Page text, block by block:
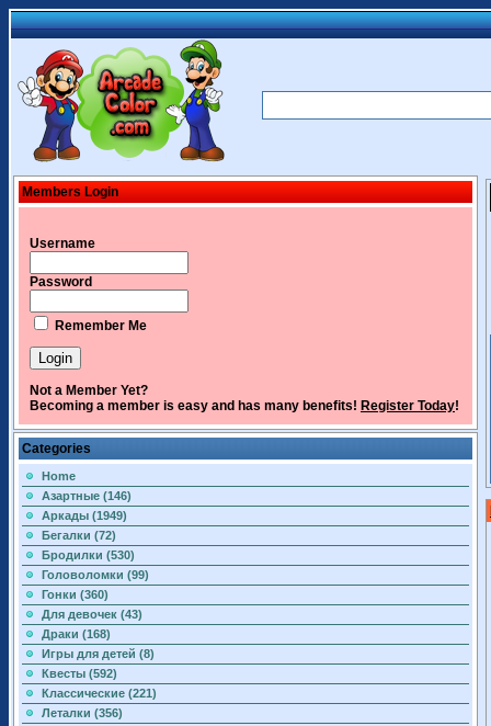
Members Login
Username
Password
Remember Me
Not a Member Yet?
Becoming a member is easy and has many benefits! Register Today!
Categories
Home
Азартные (146)
Аркады (1949)
Бегалки (72)
Бродилки (530)
Головоломки (99)
Гонки (360)
Для девочек (43)
Драки (168)
Игры для детей (8)
Квесты (592)
Классические (221)
Леталки (356)